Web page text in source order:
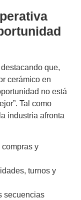
que,
cerámico en
no está
”. Tal como
industria afronta
compras y
, turnos y
secuencias